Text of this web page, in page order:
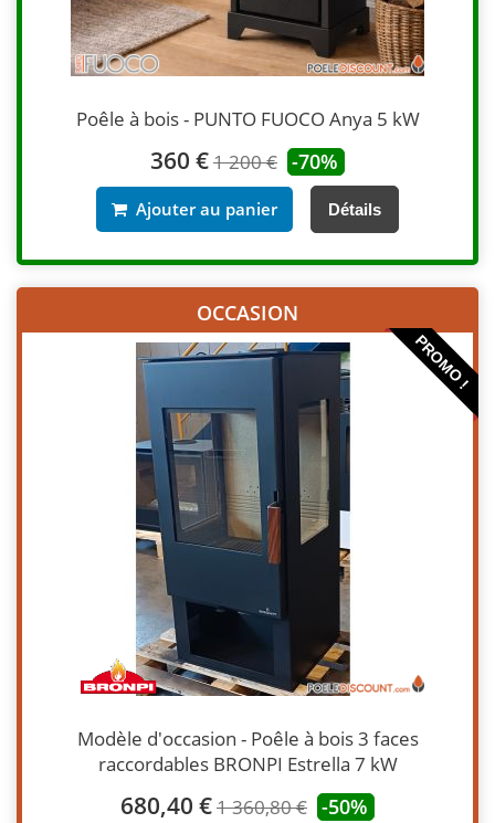
Poêle à bois - PUNTO FUOCO Anya 5 kW
360 €1 200 € -70%
Ajouter au panier Détails
OCCASION
PROMO !
Modèle d'occasion - Poêle à bois 3 faces
raccordables BRONPI Estrella 7 kW
680,40 €1 360,80 € -50%